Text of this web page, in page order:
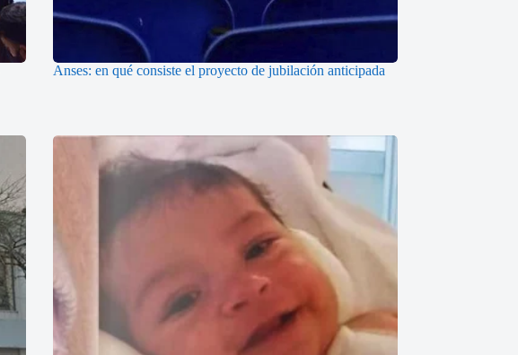
Anses: en qué consiste el proyecto de jubilación anticipada